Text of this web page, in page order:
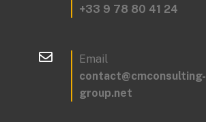
+33 9 78 80 41 24
Email
contact@cmconsulting-
group.net